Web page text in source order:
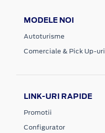
MODELE NOI
Autoturisme
Comerciale & Pick Up-uri
LINK-URI RAPIDE
Promotii
Configurator